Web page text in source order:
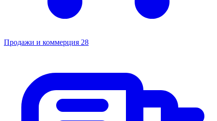
Продажи и коммерция 28